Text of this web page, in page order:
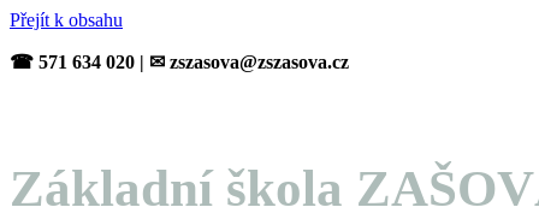
Přejít k obsahu
☎ 571 634 020 | ✉ zszasova@zszasova.cz
Základní škola